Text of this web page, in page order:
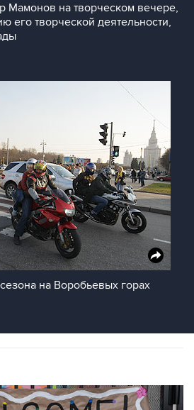
Мамонов на творческом вечере,
его творческой деятельности,
на Воробьевых горах